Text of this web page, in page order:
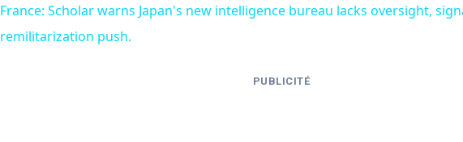
France: Scholar warns Japan's new intelligence bureau lacks oversight,
remilitarization push.
PUBLICITÉ